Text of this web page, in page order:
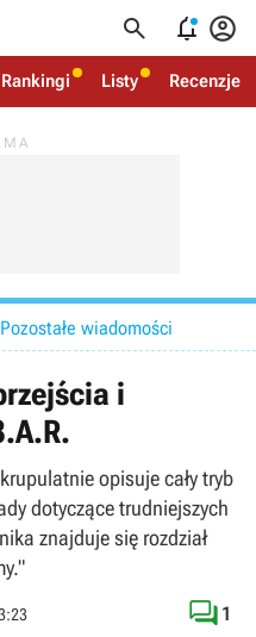
  
Rankingi Listy Recenzje
Pozostałe wiadomości
i
opisuje cały tryb
dotyczące trudniejszych
znajduje się rozdział
 1